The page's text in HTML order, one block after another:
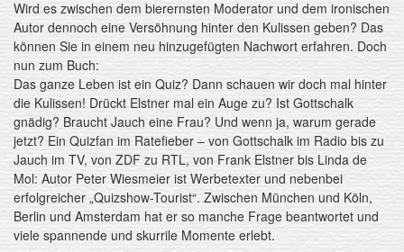
Wird es zwischen dem bierernsten Moderator und dem ironischen
Autor dennoch eine Versöhnung hinter den Kulissen geben? Das
können Sie in einem neu hinzugefügten Nachwort erfahren. Doch
nun zum Buch:
Das ganze Leben ist ein Quiz? Dann schauen wir doch mal hinter
die Kulissen! Drückt Elstner mal ein Auge zu? Ist Gottschalk
gnädig? Braucht Jauch eine Frau? Und wenn ja, warum gerade
jetzt? Ein Quizfan im Ratefieber – von Gottschalk im Radio bis zu
Jauch im TV, von ZDF zu RTL, von Frank Elstner bis Linda de
Mol: Autor Peter Wiesmeier ist Werbetexter und nebenbei
erfolgreicher „Quizshow-Tourist“. Zwischen München und Köln,
Berlin und Amsterdam hat er so manche Frage beantwortet und
viele spannende und skurrile Momente erlebt.